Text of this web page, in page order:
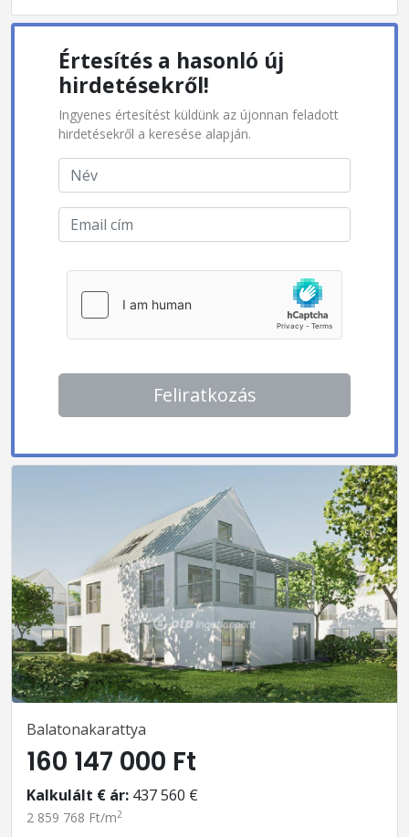
Értesítés a hasonló új
hirdetésekről!
Ingyenes értesítést küldünk az újonnan feladott
hirdetésekről a keresése alapján.
Feliratkozás
Balatonakarattya
160 147 000 Ft
Kalkulált € ár: 437 560 €
2 859 768 Ft/m2